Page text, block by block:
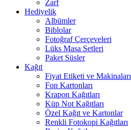
Zarf
Hediyelik
Albümler
Biblolar
Fotoğraf Çerçeveleri
Lüks Masa Setleri
Paket Süsler
Kağıt
Fiyat Etiketi ve Makinaları
Fon Kartonları
Krapon Kağıtları
Küp Not Kağıtları
Özel Kağıt ve Kartonlar
Renkli Fotokopi Kağıtları